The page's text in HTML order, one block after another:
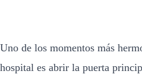
Uno de los momentos más
hospital es abrir la puerta